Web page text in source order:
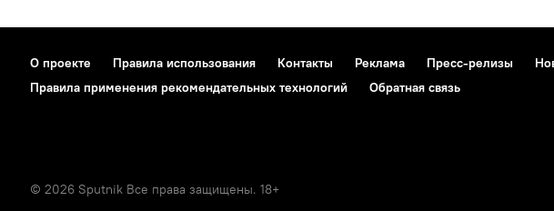
О проекте Правила использования Контакты Реклама Пресс-релизы
Правила применения рекомендательных технологий
Обратная связь
© 2026 Sputnik Все права защищены. 18+